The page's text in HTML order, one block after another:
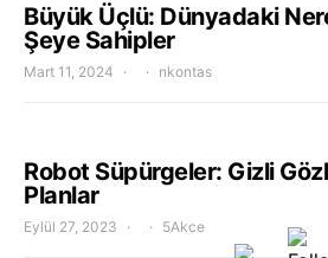
Büyük Üçlü: Dünyadaki
Şeye Sahipler
Mart 11, 2024 nkontas
Robot Süpürgeler: Gizli
Planlar
Eylül 27, 2023 5Akce